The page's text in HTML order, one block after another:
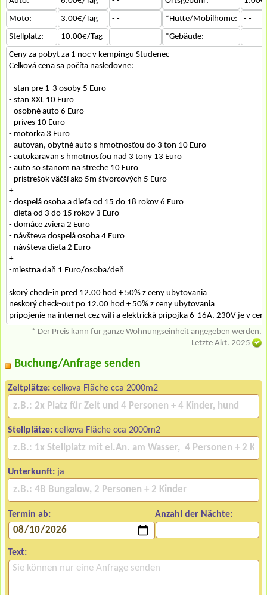
Moto:
3.00€/Tag - - *Hütte/Mobilhome:
- -
Stellplatz:
10.00€/Tag - - *Gebäude:
- -
Ceny za pobyt za 1 noc v kempingu Studenec
Celková cena sa počíta nasledovne:
- stan pre 1-3 osoby 5 Euro
- stan XXL 10 Euro
- osobné auto 6 Euro
- príves 10 Euro
- motorka 3 Euro
- autovan, obytné auto s hmotnosťou do 3 ton 10 Euro
- autokaravan s hmotnosťou nad 3 tony 13 Euro
- auto so stanom na streche 10 Euro
- prístrešok väčší ako 5m štvorcových 5 Euro
+
- dospelá osoba a dieťa od 15 do 18 rokov 6 Euro
- dieťa od 3 do 15 rokov 3 Euro
- domáce zviera 2 Euro
- návšteva dospelá osoba 4 Euro
- návšteva dieťa 2 Euro
+
-miestna daň 1 Euro/osoba/deň
skorý check-in pred 12.00 hod + 50% z ceny ubytovania
neskorý check-out po 12.00 hod + 50% z ceny ubytovania
pripojenie na internet cez wifi a elektrická prípojka 6-16A, 230V je v
* Der Preis kann für ganze Wohnungseinheit angegeben werden.
Letzte Akt. 2025
Buchung/Anfrage senden
Zeltplätze: celkova Fläche cca 2000m2
Stellplätze: celkova Fläche cca 2000m2
Unterkunft: ja
Termin ab: Anzahl der Nächte:
Text: